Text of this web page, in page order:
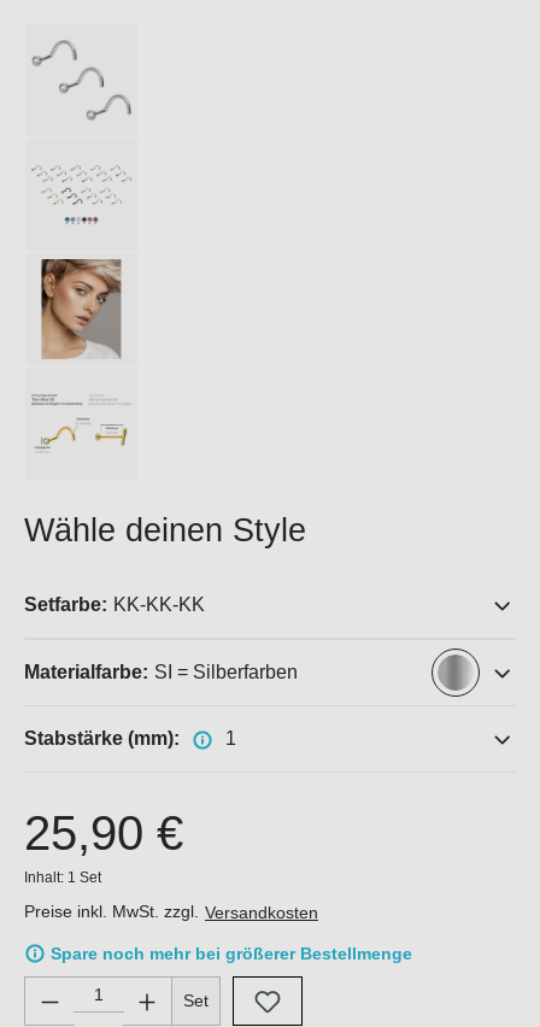
Wähle deinen Style
Setfarbe: KK-KK-KK
Materialfarbe: SI = Silberfarben
Stabstärke (mm): 1
25,90 €
Inhalt: 1 Set
Preise inkl. MwSt. zzgl. Versandkosten
Spare noch mehr bei größerer Bestellmenge
Produkt Anzahl: Gib den gewünschten Wert ein oder
Set